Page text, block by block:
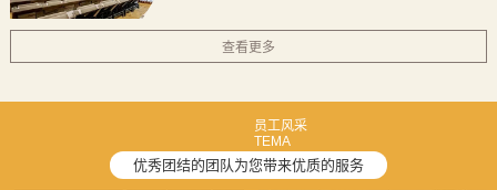
查看更多
员工风采
TEMA
优秀团结的团队为您带来优质的服务